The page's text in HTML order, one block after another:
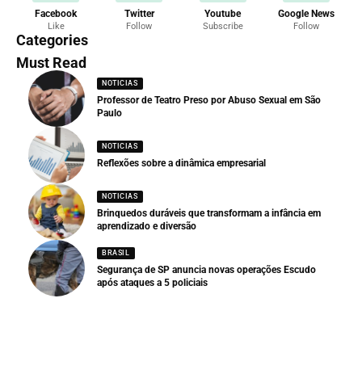
Facebook
Like
Twitter
Follow
Youtube
Subscribe
Google News
Follow
Categories
Must Read
NOTICIAS
Professor de Teatro Preso por Abuso Sexual em São
Paulo
NOTICIAS
Reflexões sobre a dinâmica empresarial
NOTICIAS
Brinquedos duráveis que transformam a infância em
aprendizado e diversão
BRASIL
Segurança de SP anuncia novas operações Escudo
após ataques a 5 policiais